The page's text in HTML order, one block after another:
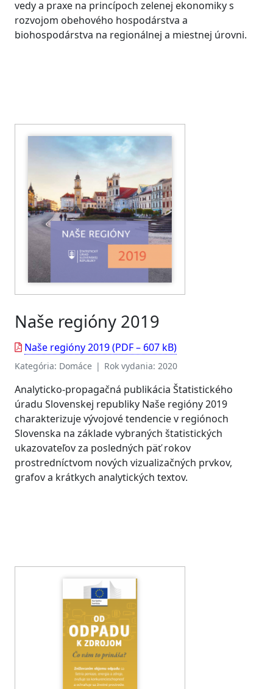
vedy a praxe na princípoch zelenej ekonomiky s
rozvojom obehového hospodárstva a
biohospodárstva na regionálnej a miestnej úrovni.
Naše regióny 2019
Naše regióny 2019 (PDF – 607 kB)
Kategória: Domáce | Rok vydania: 2020
Analyticko-propagačná publikácia Štatistického
úradu Slovenskej republiky Naše regióny 2019
charakterizuje vývojové tendencie v regiónoch
Slovenska na základe vybraných štatistických
ukazovateľov za posledných päť rokov
prostredníctvom nových vizualizačných prvkov,
grafov a krátkych analytických textov.